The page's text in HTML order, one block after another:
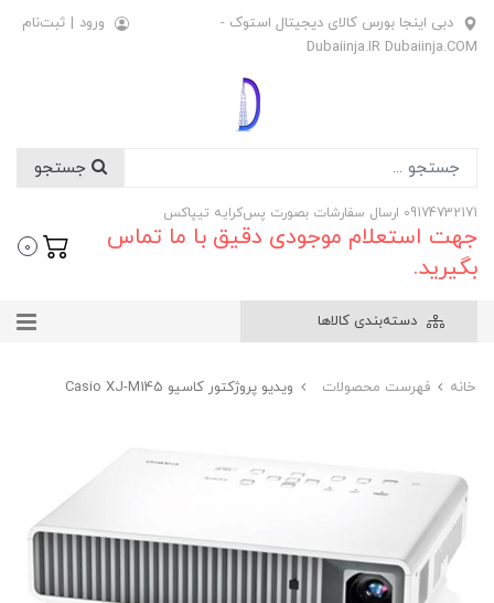
دبی اینجا بورس کالای دیجیتال استوک -
Dubaiinja.IR Dubaiinja.COM
ورود | ثبت‌نام
09174732171 ارسال سفارشات بصورت پس‌کرایه تیپاکس
جهت استعلام موجودی دقیق با ما تماس
بگیرید.
0
دسته‌بندی کالاها
خانه فهرست محصولات ویدیو پروژکتور کاسیو Casio XJ-M145